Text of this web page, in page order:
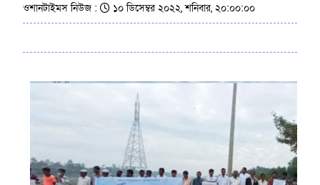
ওশানটাইমস নিউজ : ১০ ডিসেম্বর ২০২২, শনিবার, ২০:০০:০০